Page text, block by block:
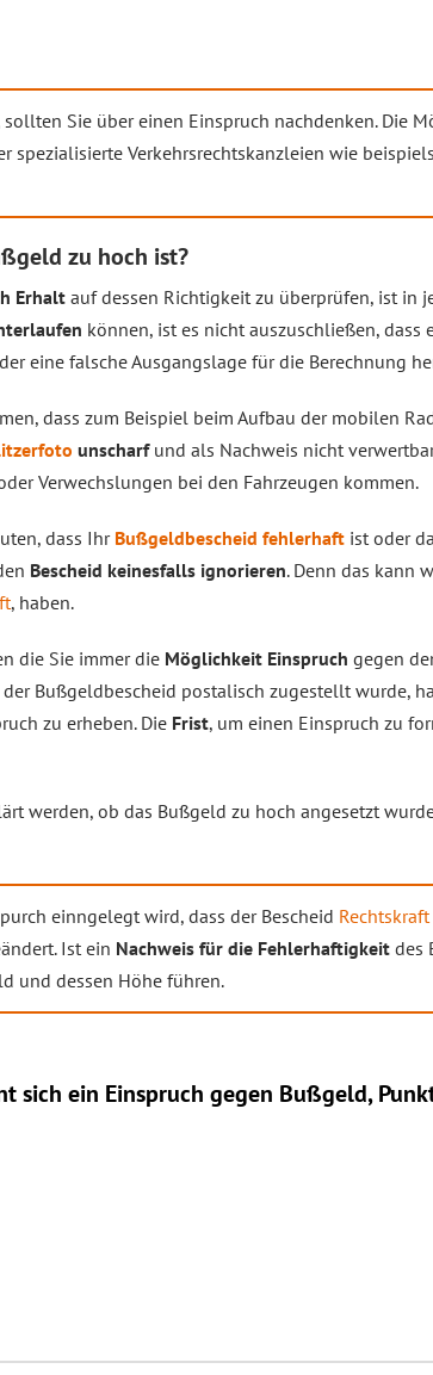
sollten Sie über einen Einspruch nachdenken. Die
Verkehrsrechtskanzleien wie
zu hoch ist?
Erhalt auf dessen Richtigkeit zu überprüfen, ist in
können, ist es nicht auszuschließen, dass
eine falsche Ausgangslage für die Berechnung
dass zum Beispiel beim Aufbau der mobilen
unscharfund als Nachweis nicht
Verwechslungen bei den Fahrzeugen kommen.
dass IhrBußgeldbescheid fehlerhaft ist oder
Bescheid keinesfalls ignorieren. Denn das kann
, haben.
die Sie immer die Möglichkeit Einspruch gegen
Bußgeldbescheid postalisch zugestellt wurde,
zu erheben. Die Frist, um einen Einspruch zu
werden, ob das Bußgeld zu hoch angesetzt
einngelegt wird, dass der Bescheid Rechtskraft
Ist ein Nachweis für die Fehlerhaftigkeit des
und dessen Höhe führen.
sich ein Einspruch gegen Bußgeld,